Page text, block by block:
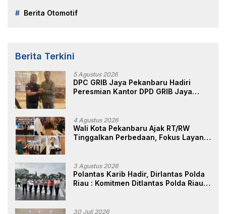
Berita Otomotif
Berita Terkini
5 Agustus 2026
DPC GRIB Jaya Pekanbaru Hadiri
Peresmian Kantor DPD GRIB Jaya
4 Agustus 2026
Wali Kota Pekanbaru Ajak RT/RW
Tinggalkan Perbedaan, Fokus Layani
3 Agustus 2026
Polantas Karib Hadir, Dirlantas Polda
Riau : Komitmen Ditlantas Polda Riau
Masyarakat
30 Juli 2026